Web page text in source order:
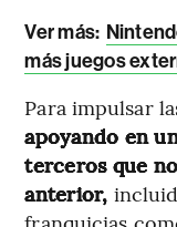
Ver más:
más juegos
Para impulsar
apoyando en
terceros que
anterior,